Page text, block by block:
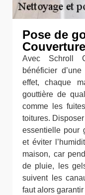
Pose de
Avec Schroll
bénéficier
effet, chaque
gouttière de
comme les
toitures.
essentielle pour
et éviter
maison, car
de pluie, les
suivent les
faut alors